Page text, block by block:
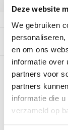
Deze website
We gebruiken
en om ons
informatie over
partners voor
partners
informatie die
verzameld op
Beschrijving
OWC 1TB
MacBook
Let op: Dit